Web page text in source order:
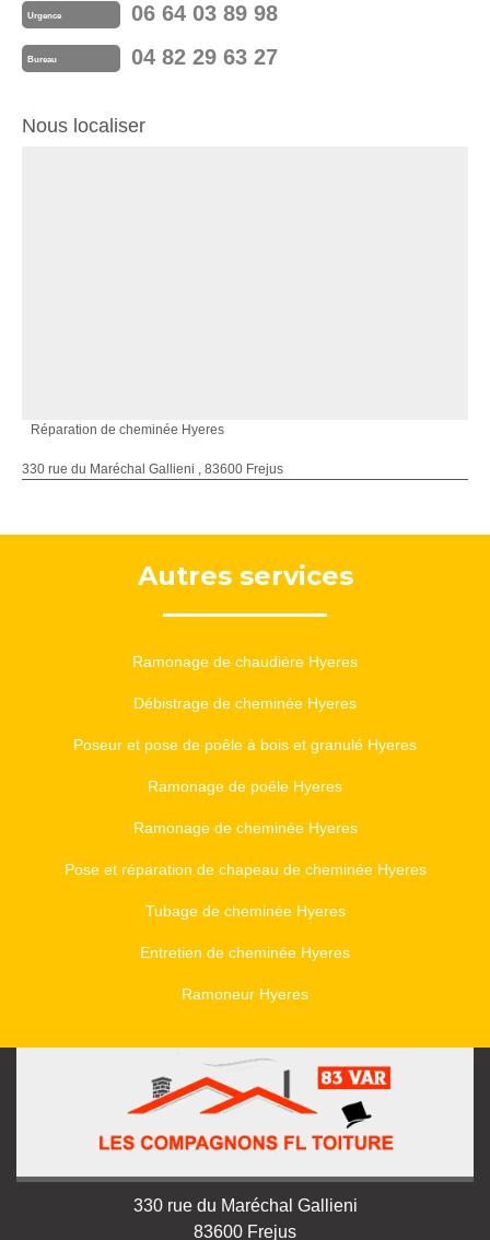
Urgence 06 64 03 89 98
Bureau 04 82 29 63 27
Nous localiser
Réparation de cheminée Hyeres
330 rue du Maréchal Gallieni , 83600 Frejus
Autres services
Ramonage de chaudière Hyeres
Débistrage de cheminée Hyeres
Poseur et pose de poêle à bois et granulé Hyeres
Ramonage de poêle Hyeres
Ramonage de cheminée Hyeres
Pose et réparation de chapeau de cheminée Hyeres
Tubage de cheminée Hyeres
Entretien de cheminée Hyeres
Ramoneur Hyeres
330 rue du Maréchal Gallieni
83600 Frejus